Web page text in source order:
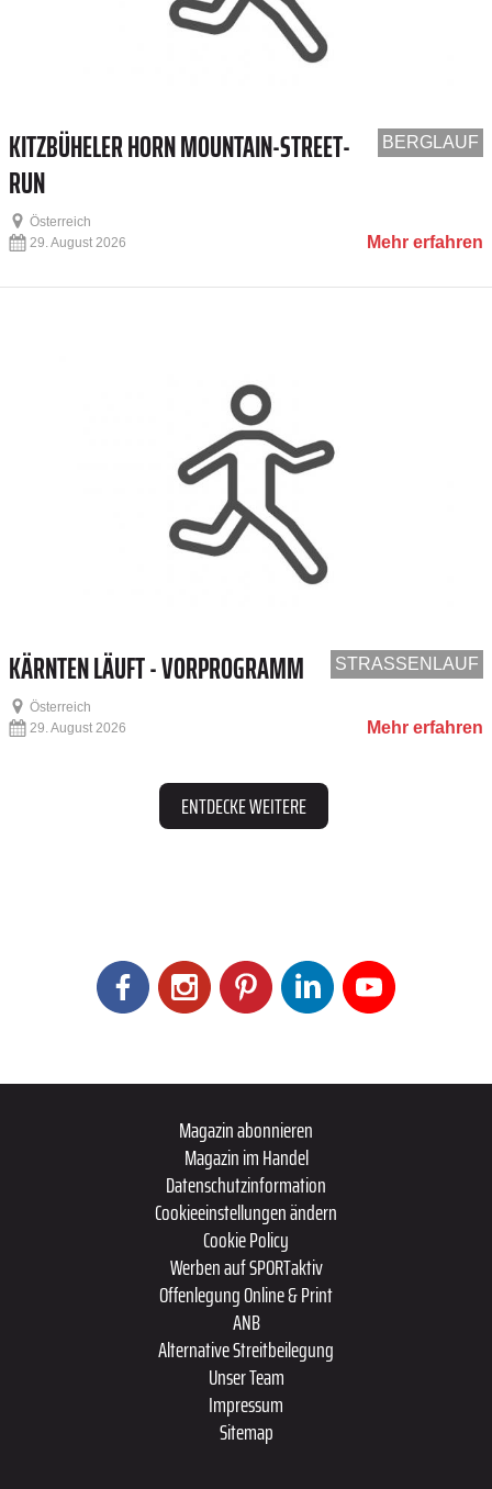
BERGLAUF
KITZBÜHELER HORN MOUNTAIN-STREET-
RUN
Österreich
Mehr erfahren
29. August 2026
STRASSENLAUF
KÄRNTEN LÄUFT - VORPROGRAMM
Österreich
Mehr erfahren
29. August 2026
ENTDECKE WEITERE
Magazin abonnieren
Magazin im Handel
Datenschutzinformation
Cookieeinstellungen ändern
Cookie Policy
Werben auf SPORTaktiv
Offenlegung Online & Print
ANB
Alternative Streitbeilegung
Unser Team
Impressum
Sitemap